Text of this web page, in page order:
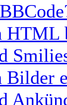
Bilder